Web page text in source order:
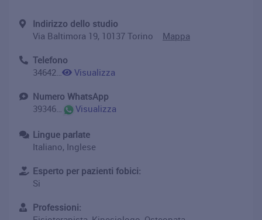
Indirizzo dello studio
Via Baltimora 19, 10137 Torino Mappa
Telefono
3464211750
Visualizza
Numero WhatsApp
393464211750
Visualizza
Lingue parlate
Italiano, Inglese
Esperto per pazienti fobici:
Si
Professioni: